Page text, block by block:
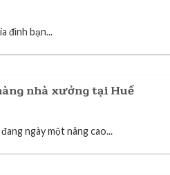
đình bạn...
nhà xưởng tại Huế
ngày một nâng cao...